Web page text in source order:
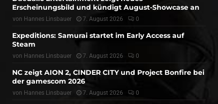
Erscheinungsbild und kündigt August-Showcase an
von Hannes Linsbauer 7. August 2026 0
Expeditions: Samurai startet im Early Access auf
Steam
von Hannes Linsbauer 7. August 2026 0
NC zeigt AION 2, CINDER CITY und Project Bonfire bei
der gamescom 2026
von Hannes Linsbauer 7. August 2026 0